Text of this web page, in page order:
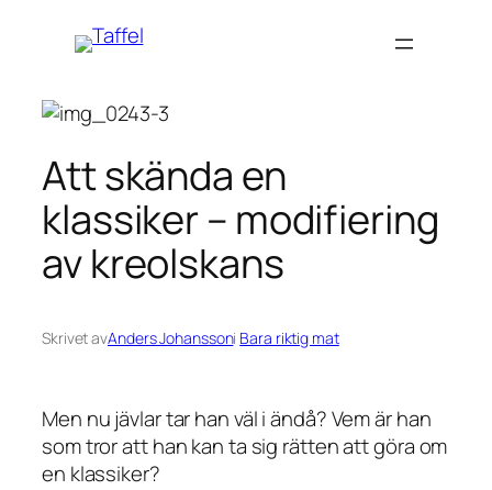
Att skända en
klassiker – modifiering
av kreolskans
Skrivet avAnders Johanssoni Bara riktig mat
Men nu jävlar tar han väl i ändå? Vem är han
som tror att han kan ta sig rätten att göra om
en klassiker?